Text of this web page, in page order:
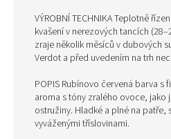
VÝROBNÍ TECHNIKA Teplotně
kvašení v nerezových tancích
zraje několik měsíců v dubových
Verdot a před uvedením na trh
POPIS Rubínovo červená barva s
aroma s tóny zralého ovoce, jako
ostružiny. Hladké a plné na patře,
vyváženými tříslovinami.